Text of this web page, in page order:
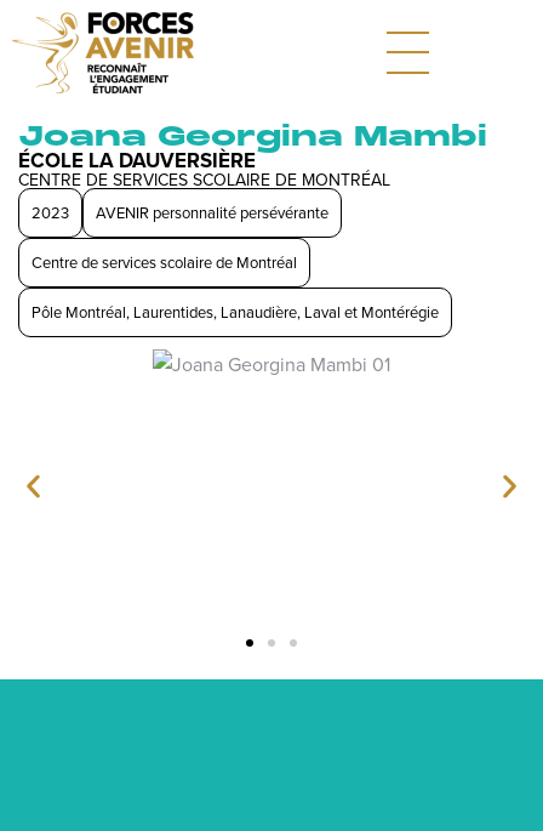
Joana Georgina Mambi
ÉCOLE LA DAUVERSIÈRE
CENTRE DE SERVICES SCOLAIRE DE MONTRÉAL
2023 AVENIR personnalité persévérante
Centre de services scolaire de Montréal
Pôle Montréal, Laurentides, Lanaudière, Laval et Montérégie